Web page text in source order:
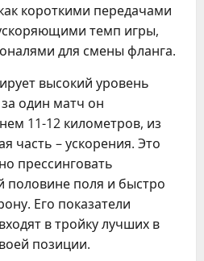
короткими передачами
темп игры,
для смены фланга.
высокий уровень
один матч он
11-12 километров, из
часть – ускорения. Это
прессинговать
половине поля и быстро
Его показатели
в тройку лучших в
позиции.